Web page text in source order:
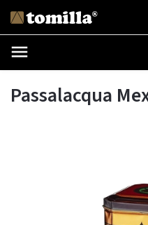
Passalacqua